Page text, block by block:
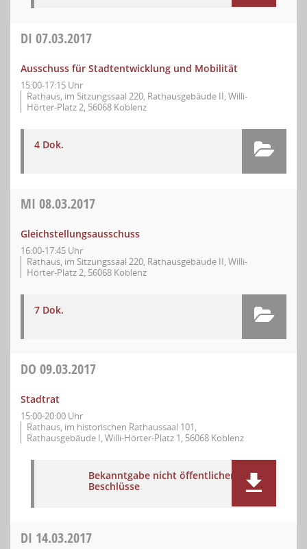
DI 07.03.2017
Ausschuss für Stadtentwicklung und Mobilität
15:00-17:15 Uhr
Rathaus, im Sitzungssaal 220, Rathausgebäude II, Willi-
Hörter-Platz 2, 56068 Koblenz
4 Dok.
MI 08.03.2017
Gleichstellungsausschuss
16:00-17:45 Uhr
Rathaus, im Sitzungssaal 220, Rathausgebäude II, Willi-
Hörter-Platz 2, 56068 Koblenz
7 Dok.
DO 09.03.2017
Stadtrat
15:00-20:00 Uhr
Rathaus, im historischen Rathaussaal 101,
Rathausgebäude I, Willi-Hörter-Platz 1, 56068 Koblenz
Bekanntgabe nicht öffentlicher
Beschlüsse
DI 14.03.2017